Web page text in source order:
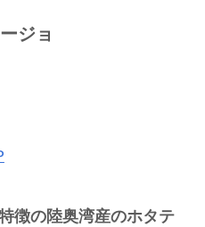
ジョ
徴の陸奥湾産のホタテ